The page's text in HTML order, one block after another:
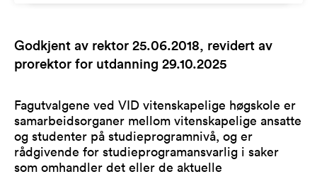
Godkjent av rektor 25.06.2018, revidert av
prorektor for utdanning 29.10.2025
Fagutvalgene ved VID vitenskapelige høgskole er
samarbeidsorganer mellom vitenskapelige ansatte
og studenter på studieprogramnivå, og er
rådgivende for studieprogramansvarlig i saker
som omhandler det eller de aktuelle